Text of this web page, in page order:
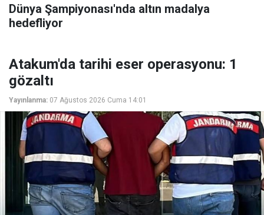
Dünya Şampiyonası'nda altın madalya
hedefliyor
Atakum'da tarihi eser operasyonu: 1
gözaltı
Yayınlanma: 07 Ağustos 2026 Cuma 14:01